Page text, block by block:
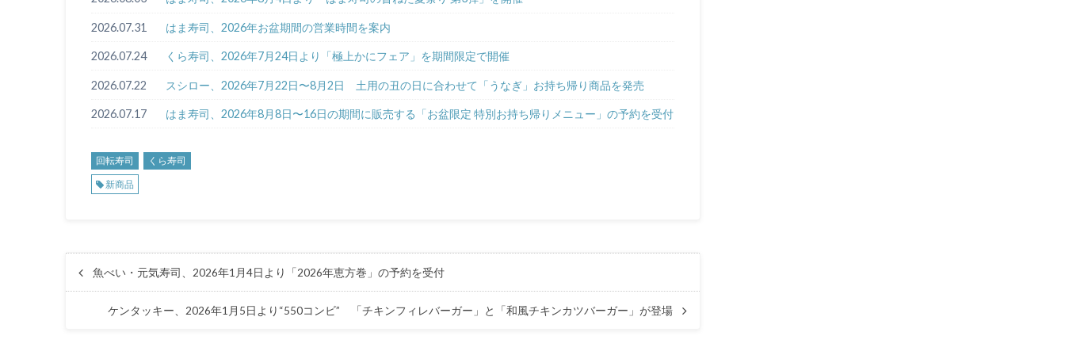
2026.07.31 はま寿司、2026年お盆期間の営業時間を案内
2026.07.24 くら寿司、2026年7月24日より「極上かにフェア」を期間限定で開催
2026.07.22 スシロー、2026年7月22日〜8月2日 土用の丑の日に合わせて「うなぎ」お持ち帰り商品を発売
2026.07.17 はま寿司、2026年8月8日〜16日の期間に販売する「お盆限定 特別お持ち帰りメニュー」の予約を受付
回転寿司
くら寿司
新商品
魚べい・元気寿司、2026年1月4日より「2026年恵方巻」の予約を受付
ケンタッキー、2026年1月5日より“550コンビ” 「チキンフィレバーガー」と「和風チキンカツバーガー」が登場